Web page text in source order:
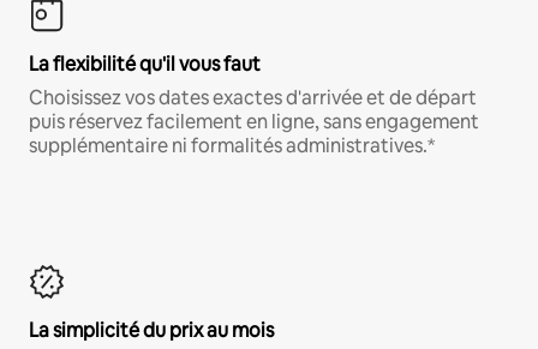
La flexibilité qu'il vous faut
Choisissez vos dates exactes d'arrivée et de départ
puis réservez facilement en ligne, sans engagement
supplémentaire ni formalités administratives.*
La simplicité du prix au mois